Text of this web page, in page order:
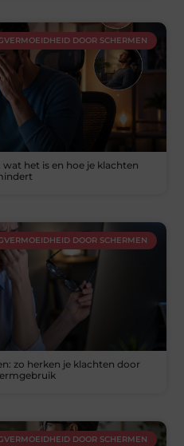
DOOR SCHERMEN
het is en hoe je klachten
DOOR SCHERMEN
zo herken je klachten door
DOOR SCHERMEN